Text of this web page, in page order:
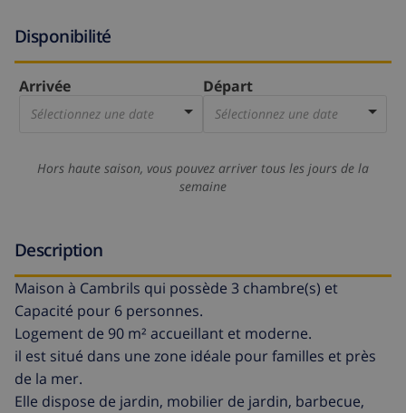
Disponibilité
Arrivée
Sélectionnez une date
Départ
Sélectionnez une date
Hors haute saison, vous pouvez arriver tous les jours de la
semaine
Description
Maison à Cambrils qui possède 3 chambre(s) et
Capacité pour 6 personnes.
Logement de 90 m² accueillant et moderne.
il est situé dans une zone idéale pour familles et près
de la mer.
Elle dispose de jardin, mobilier de jardin, barbecue,